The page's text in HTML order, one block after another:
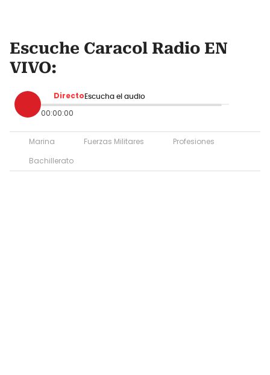
Escuche Caracol Radio EN
VIVO:
Directo Escucha el audio
00:00:00
Marina Fuerzas Militares
Profesiones
Bachillerato